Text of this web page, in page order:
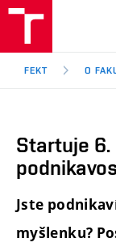
Brno
FEKT O
Startuje 6.
Jste
myšlenku?